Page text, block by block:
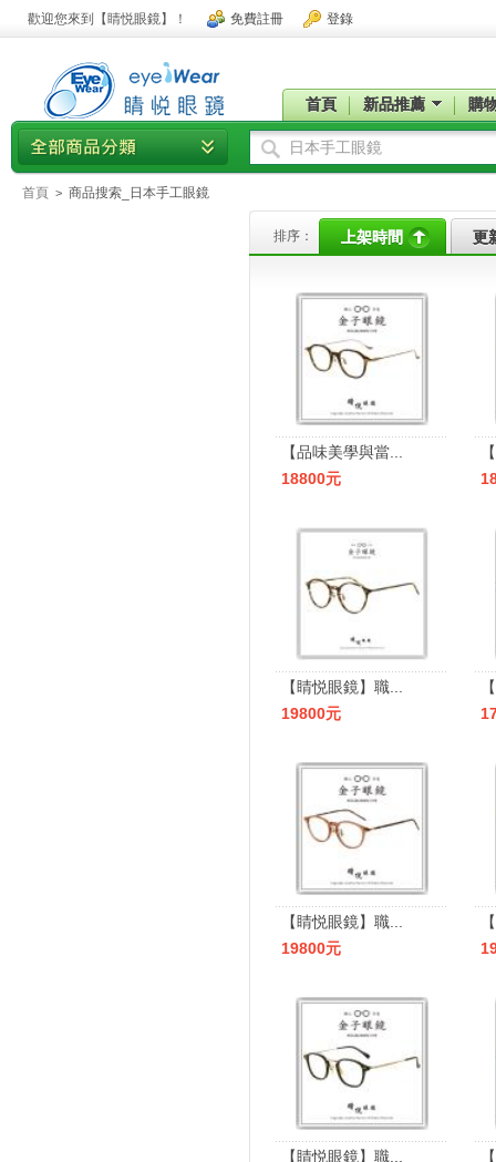
歡迎您來到【睛悦眼鏡】！ 免費註冊 登錄
首頁 新品推薦 購
首頁 > 商品搜索_日本手工眼鏡
排序： 上架時間 更
【品味美學與當...
18800元
【睛悦眼鏡】職...
19800元
【睛悦眼鏡】職...
19800元
【睛悦眼鏡】職...